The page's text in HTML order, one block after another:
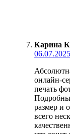
Карина
06.07.2025
онлайн-
печать
размер и
всего